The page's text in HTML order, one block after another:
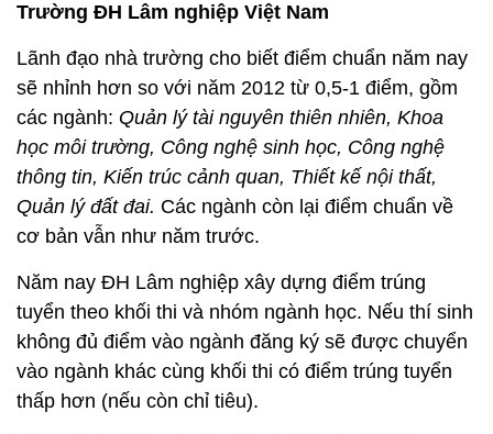
Trường ĐH Lâm nghiệp Việt Nam
Lãnh đạo nhà trường cho biết điểm chuẩn năm nay
sẽ nhỉnh hơn so với năm 2012 từ 0,5-1 điểm, gồm
các ngành: Quản lý tài nguyên thiên nhiên, Khoa
học môi trường, Công nghệ sinh học, Công nghệ
thông tin, Kiến trúc cảnh quan, Thiết kế nội thất,
Quản lý đất đai. Các ngành còn lại điểm chuẩn về
cơ bản vẫn như năm trước.
Năm nay ĐH Lâm nghiệp xây dựng điểm trúng
tuyển theo khối thi và nhóm ngành học. Nếu thí sinh
không đủ điểm vào ngành đăng ký sẽ được chuyển
vào ngành khác cùng khối thi có điểm trúng tuyển
thấp hơn (nếu còn chỉ tiêu).